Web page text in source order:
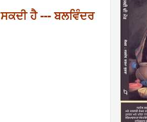
ਸਕਦੀ ਹੈ --- ਬਲਵਿੰਦਰ